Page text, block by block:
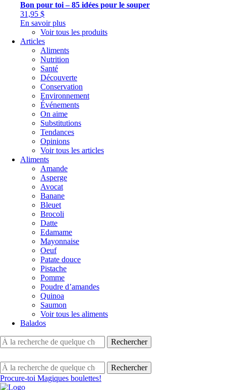
Bon pour toi – 85 idées pour le souper
31,95 $
En savoir plus
Voir tous les produits
Articles
Aliments
Nutrition
Santé
Découverte
Conservation
Environnement
Événements
On aime
Substitutions
Tendances
Opinions
Voir tous les articles
Aliments
Amande
Asperge
Avocat
Banane
Bleuet
Brocoli
Datte
Edamame
Mayonnaise
Oeuf
Patate douce
Pistache
Pomme
Poudre d’amandes
Quinoa
Saumon
Voir tous les aliments
Balados
Procure-toi Magiques boulettes!